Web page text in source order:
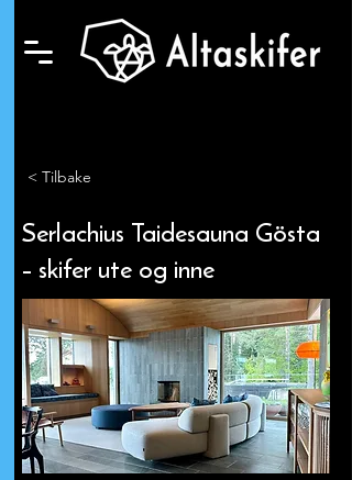
< Tilbake
Serlachius Taidesauna Gösta
– skifer ute og inne